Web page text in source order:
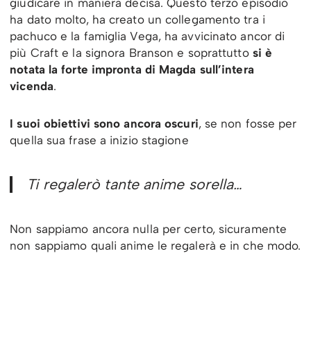
ha dato molto, ha creato un collegamento tra i
pachuco e la famiglia Vega, ha avvicinato ancor di
più Craft e la signora Branson e soprattutto si è
notata la forte impronta di Magda sull’intera
vicenda.
I suoi obiettivi sono ancora oscuri, se non fosse per
quella sua frase a inizio stagione
Ti regalerò tante anime sorella…
Non sappiamo ancora nulla per certo, sicuramente
non sappiamo quali anime le regalerà e in che modo.